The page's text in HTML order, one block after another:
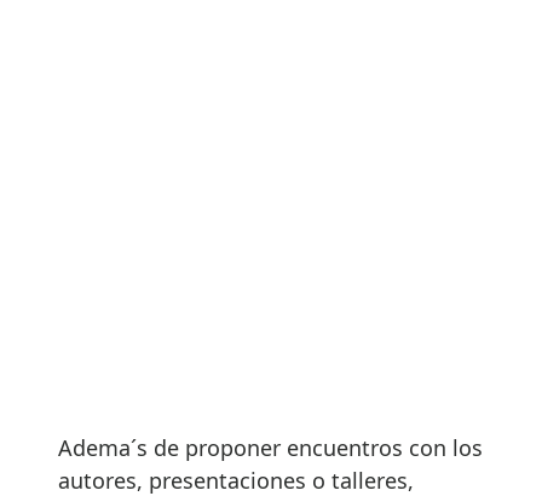
Adema´s de proponer encuentros con los
autores, presentaciones o talleres,